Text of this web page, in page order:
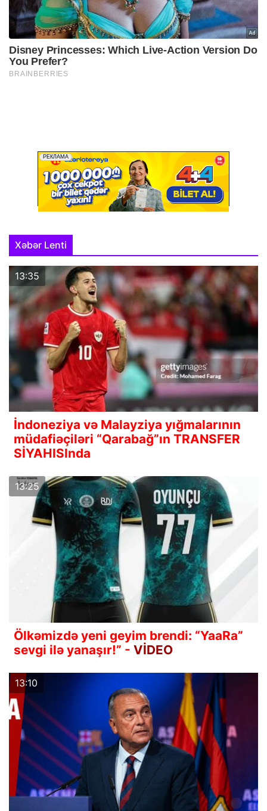
Xəbər Lenti
13:35
İndoneziya və Malayziya yığmalarının
müdafiəçiləri “Qarabağ”ın TRANSFER
SİYAHISInda
13:25
Ölkəmizdə yeni geyim brendi: “YaaRa”
sevgi ilə yanaşır!” - VİDEO
13:10